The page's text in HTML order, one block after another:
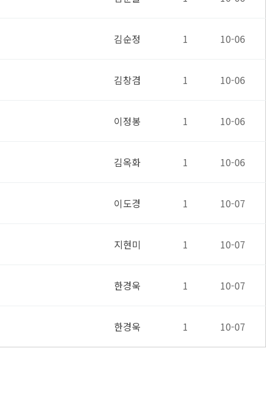
김순정 1 10-06
김창겸 1 10-06
이정봉 1 10-06
김옥화 1 10-06
이도경 1 10-07
지현미 1 10-07
한경욱 1 10-07
한경욱 1 10-07